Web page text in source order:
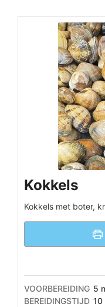
Kokkels
Kokkels met boter,
VOORBEREIDING 5
BEREIDINGSTIJD 10